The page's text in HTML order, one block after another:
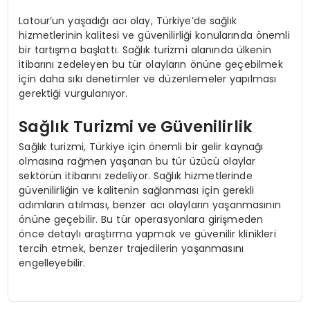
Latour’un yaşadığı acı olay, Türkiye’de sağlık
hizmetlerinin kalitesi ve güvenilirliği konularında önemli
bir tartışma başlattı. Sağlık turizmi alanında ülkenin
itibarını zedeleyen bu tür olayların önüne geçebilmek
için daha sıkı denetimler ve düzenlemeler yapılması
gerektiği vurgulanıyor.
Sağlık Turizmi ve Güvenilirlik
Sağlık turizmi, Türkiye için önemli bir gelir kaynağı
olmasına rağmen yaşanan bu tür üzücü olaylar
sektörün itibarını zedeliyor. Sağlık hizmetlerinde
güvenilirliğin ve kalitenin sağlanması için gerekli
adımların atılması, benzer acı olayların yaşanmasının
önüne geçebilir. Bu tür operasyonlara girişmeden
önce detaylı araştırma yapmak ve güvenilir klinikleri
tercih etmek, benzer trajedilerin yaşanmasını
engelleyebilir.